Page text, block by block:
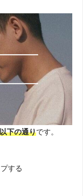
下の通りです。
する